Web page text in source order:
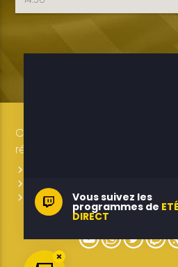
Copyright 2019-2025 ETELE
réservés / Conception: LUXE
Contactez-nous
Vous suivez les
programmes de
DIRECT